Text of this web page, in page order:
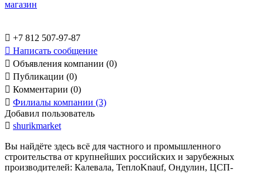
 +7 812 507-97-87
 Написать сообщение
 Объявления компании (0)
 Публикации (0)
 Комментарии (0)
 Филиалы компании (3)
Добавил пользователь
 shurikmarket
Вы найдёте здесь всё для частного и промышленного
строительства от крупнейших российских и зарубежных
производителей: Калевала, ТеплоKnauf, Ондулин, ЦСП-